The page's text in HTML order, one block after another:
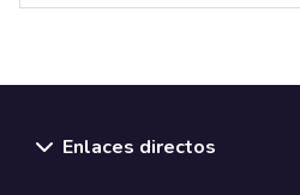
Enlaces directos